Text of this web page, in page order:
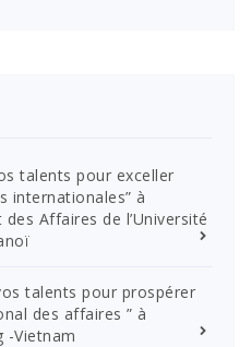
talents pour exceller
internationales” à
Affaires de l’Université
talents pour prospérer
des affaires ” à
-Vietnam